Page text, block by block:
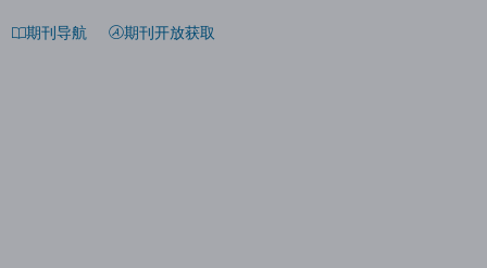
期刊导航 期刊开放获取